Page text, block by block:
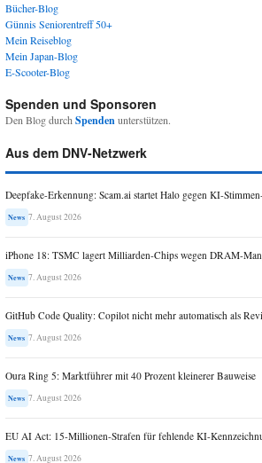
Bücher-Blog
Günnis Seniorentreff 50+
Mein Reiseblog
Mein Japan-Blog
E-Scooter-Blog
Spenden und Sponsoren
Den Blog durchSpendenunterstützen.
Aus dem DNV-Netzwerk
Deepfake-Erkennung: Scam.ai startet Halo gegen KI-
News 7. August 2026
iPhone 18: TSMC lagert Milliarden-Chips wegen DRAM-
News 7. August 2026
GitHub Code Quality: Copilot nicht mehr automatisch als
News 7. August 2026
Oura Ring 5: Marktführer mit 40 Prozent kleinerer Bauweise
News 7. August 2026
EU AI Act: 15-Millionen-Strafen für fehlende KI-
News 7. August 2026